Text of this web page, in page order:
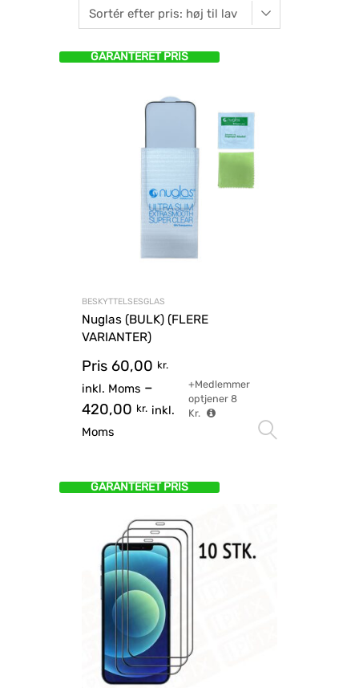
GARANTERET PRIS
BESKYTTELSESGLAS
Nuglas (BULK) (FLERE
VARIANTER)
Pris 60,00 kr.
inkl. Moms –
420,00 kr. inkl.
Moms
+Medlemmer
optjener 8
Kr.
GARANTERET PRIS